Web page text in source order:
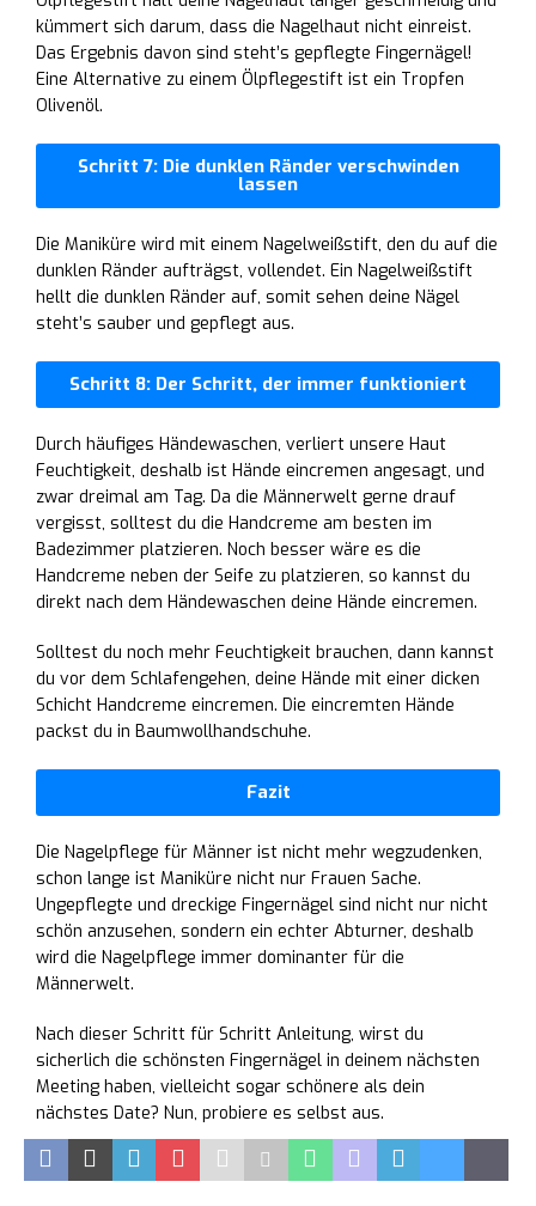
kümmert sich darum, dass die Nagelhaut nicht einreist.
Das Ergebnis davon sind steht’s gepflegte Fingernägel!
Eine Alternative zu einem Ölpflegestift ist ein Tropfen
Olivenöl.
Schritt 7: Die dunklen Ränder verschwinden
lassen
Die Maniküre wird mit einem Nagelweißstift, den du auf die
dunklen Ränder aufträgst, vollendet. Ein Nagelweißstift
hellt die dunklen Ränder auf, somit sehen deine Nägel
steht’s sauber und gepflegt aus.
Schritt 8: Der Schritt, der immer funktioniert
Durch häufiges Händewaschen, verliert unsere Haut
Feuchtigkeit, deshalb ist Hände eincremen angesagt, und
zwar dreimal am Tag. Da die Männerwelt gerne drauf
vergisst, solltest du die Handcreme am besten im
Badezimmer platzieren. Noch besser wäre es die
Handcreme neben der Seife zu platzieren, so kannst du
direkt nach dem Händewaschen deine Hände eincremen.
Solltest du noch mehr Feuchtigkeit brauchen, dann kannst
du vor dem Schlafengehen, deine Hände mit einer dicken
Schicht Handcreme eincremen. Die eincremten Hände
packst du in Baumwollhandschuhe.
Fazit
Die Nagelpflege für Männer ist nicht mehr wegzudenken,
schon lange ist Maniküre nicht nur Frauen Sache.
Ungepflegte und dreckige Fingernägel sind nicht nur nicht
schön anzusehen, sondern ein echter Abturner, deshalb
wird die Nagelpflege immer dominanter für die
Männerwelt.
Nach dieser Schritt für Schritt Anleitung, wirst du
sicherlich die schönsten Fingernägel in deinem nächsten
Meeting haben, vielleicht sogar schönere als dein
nächstes Date? Nun, probiere es selbst aus.